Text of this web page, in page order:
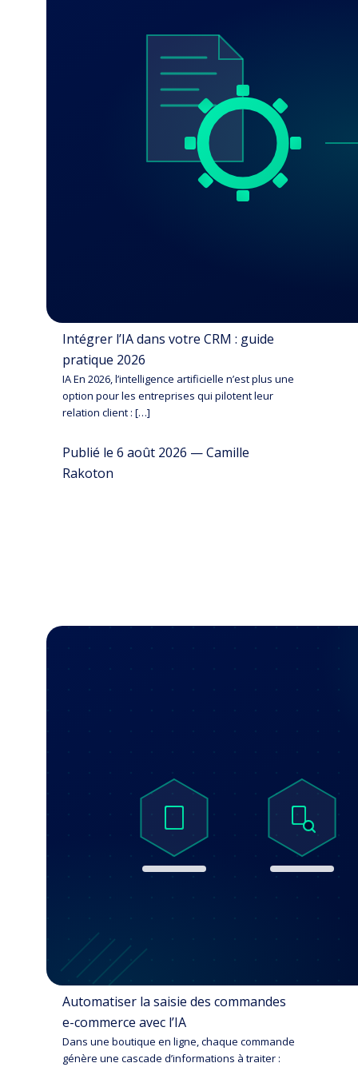
Intégrer l’IA dans votre CRM : guide
pratique 2026
IA En 2026, l’intelligence artificielle n’est plus une
option pour les entreprises qui pilotent leur
relation client : […]
Publié le 6 août 2026 — Camille
Rakoton
Automatiser la saisie des commandes
e-commerce avec l’IA
Dans une boutique en ligne, chaque commande
génère une cascade d’informations à traiter :